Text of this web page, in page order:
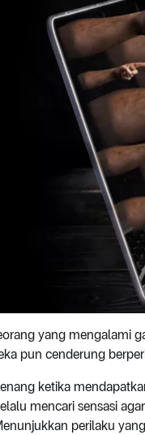
yang mengalami
pun cenderung
ketika
mencari sensasi
perilaku